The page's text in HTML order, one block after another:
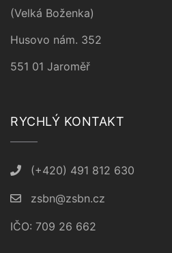
(Velká Boženka)
Husovo nám. 352
551 01 Jaroměř
RYCHLÝ KONTAKT
(+420) 491 812 630
zsbn@zsbn.cz
IČO: 709 26 662